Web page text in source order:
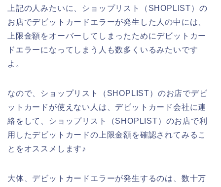
上記の人みたいに、ショップリスト（SHOPLIST）の
お店でデビットカードエラーが発生した人の中には、
上限金額をオーバーしてしまったためにデビットカー
ドエラーになってしまう人も数多くいるみたいです
よ。
なので、ショップリスト（SHOPLIST）のお店でデビ
ットカードが使えない人は、デビットカード会社に連
絡をして、ショップリスト（SHOPLIST）のお店で利
用したデビットカードの上限金額を確認されてみるこ
とをオススメします♪
大体、デビットカードエラーが発生するのは、数十万